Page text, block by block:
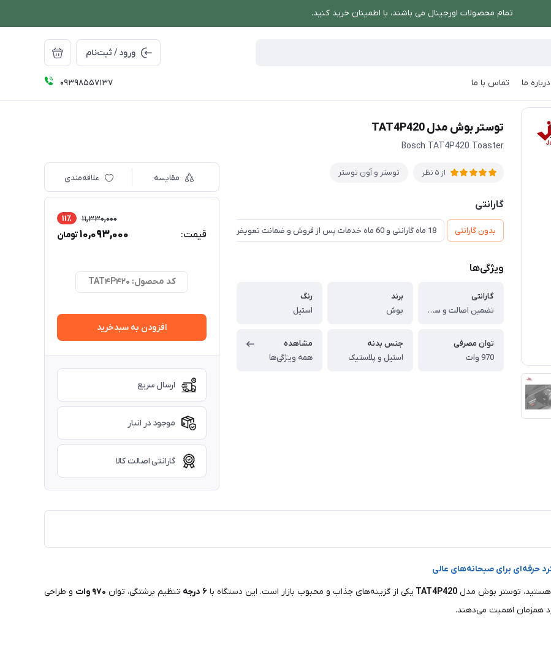
تمام محصولات اورجینال می باشند، با اطمینان خرید کنید.
ورود / ثبت‌نام
درباره ما تماس با ما 09398557137
توستر بوش مدل TAT4P420
توستر بوش مدل TAT4P420
Bosch TAT4P420 Toaster
از 5 نظر توستر و آون توستر
گارانتی
بدون گارانتی 18 ماه گارانتی و 60 ماه خدمات پس از فروش و ضمانت تعویض
ویژگی‌ها
گارانتی
تضمین اصالت و سلامت کالا (اورجینال)
برند
بوش
رنگ
استیل
توان مصرفی
970 وات
جنس بدنه
استیل و پلاستیک
مشاهده
همه ویژگی‌ها
مقایسه علاقه‌مندی
قیمت:
11,330,000 11٪
10,093,000تومان
کد محصول: TAT4P420
افزودن به سبدخرید
ارسال سریع
موجود در انبار
گارانتی اصالت کالا
هستید، توستر بوش مدل TAT4P420 یکی از گزینه‌های جذاب و محبوب بازار است. این دستگاه با ۶ درجه تنظیم برشتگی، توان ۹۷۰ وات
و طراحی
همزمان اهمیت می‌دهند.